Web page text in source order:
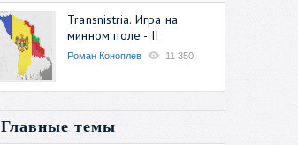
Transnistria. Игра на
минном поле - II
Роман Коноплев 11 350
Главные темы